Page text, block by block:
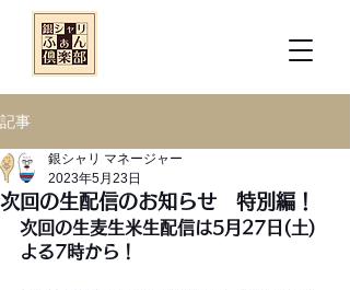
記事
次回の生配信のお知らせ 特別編！
銀シャリ マネージャー
2023年5月23日
次回の生麦生米生配信は5月27日(土)
よる7時から！